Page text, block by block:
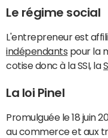
Le régime social
L'entrepreneur est
indépendants pour la
cotise donc à la SSI, la
La loi Pinel
Promulguée le 18 juin
au commerce et aux